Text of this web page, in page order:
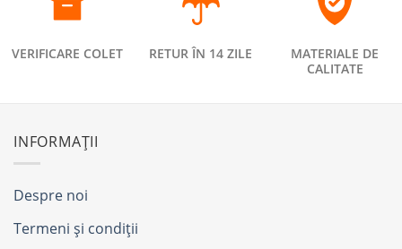
VERIFICARE COLET RETUR ÎN 14 ZILE
MATERIALE DE
CALITATE
INFORMAȚII
Despre noi
Termeni și condiții